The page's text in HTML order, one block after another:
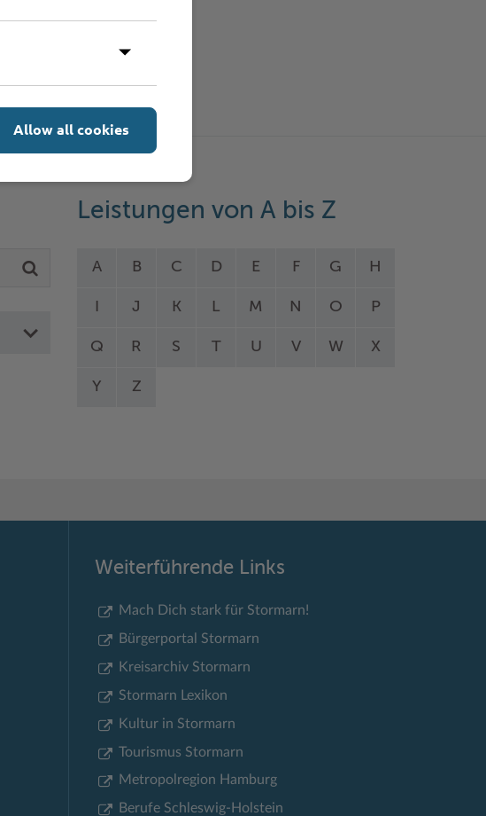
Leistungen von A bis Z
A B C D E F G H
J K L M N O P
Q R S T U V W X
Y Z
Weiterführende Links
Mach Dich stark für Stormarn!
Bürgerportal Stormarn
Kreisarchiv Stormarn
Stormarn Lexikon
Kultur in Stormarn
Tourismus Stormarn
Metropolregion Hamburg
Berufe Schleswig-Holstein
Allow all cookies